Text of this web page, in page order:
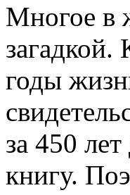
Многое в
загадкой.
годы
за 450
книгу.